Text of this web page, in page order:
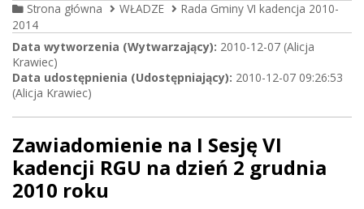
Strona główna WŁADZE
Rada Gminy VI kadencja 2010-
2014
Data wytworzenia (Wytwarzający): 2010-12-07 (Alicja
Krawiec)
Data udostępnienia (Udostępniający): 2010-12-07 09:26:53
(Alicja Krawiec)
Zawiadomienie na I Sesję VI
kadencji RGU na dzień 2 grudnia
2010 roku